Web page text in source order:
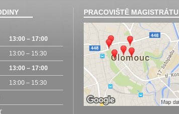
13:00 – 17:00
13:00 – 15:30
13:00 – 17:00
13:00 – 15:30
PRACOVIŠTĚ MAGISTRÁTU